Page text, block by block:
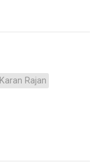
Karan Rajan